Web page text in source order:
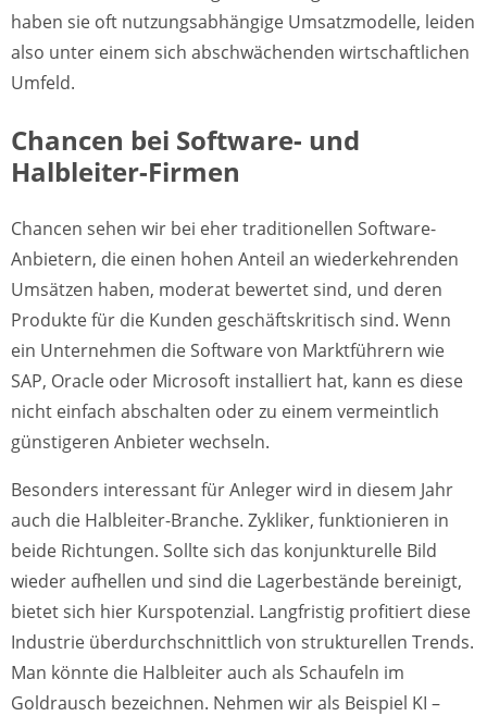
haben sie oft nutzungsabhängige Umsatzmodelle, leiden
also unter einem sich abschwächenden wirtschaftlichen
Umfeld.
Chancen bei Software- und
Halbleiter-Firmen
Chancen sehen wir bei eher traditionellen Software-
Anbietern, die einen hohen Anteil an wiederkehrenden
Umsätzen haben, moderat bewertet sind, und deren
Produkte für die Kunden geschäftskritisch sind. Wenn
ein Unternehmen die Software von Marktführern wie
SAP, Oracle oder Microsoft installiert hat, kann es diese
nicht einfach abschalten oder zu einem vermeintlich
günstigeren Anbieter wechseln.
Besonders interessant für Anleger wird in diesem Jahr
auch die Halbleiter-Branche. Zykliker, funktionieren in
beide Richtungen. Sollte sich das konjunkturelle Bild
wieder aufhellen und sind die Lagerbestände bereinigt,
bietet sich hier Kurspotenzial. Langfristig profitiert diese
Industrie überdurchschnittlich von strukturellen Trends.
Man könnte die Halbleiter auch als Schaufeln im
Goldrausch bezeichnen. Nehmen wir als Beispiel KI –